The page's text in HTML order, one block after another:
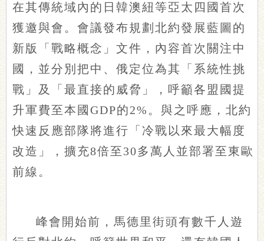
在其傳統域內的日韓澳紐等亞太四國首次
獲邀與會。會議發布規劃北約發展藍圖的
新版「戰略概念」文件，內容首次關注中
國，並分別把中、俄定位為其「系統性挑
戰」及「最直接的威脅」，呼籲各盟國提
升軍費至本國GDP的2%。與之呼應，北約
快速反應部隊將進行「冷戰以來最大幅度
改造」，擴充8倍至30多萬人並部署至東歐
前線。
峰會開始前，馬德里街頭有數千人遊